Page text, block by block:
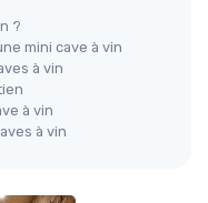
?
mini cave à vin
à vin
à vin
à vin